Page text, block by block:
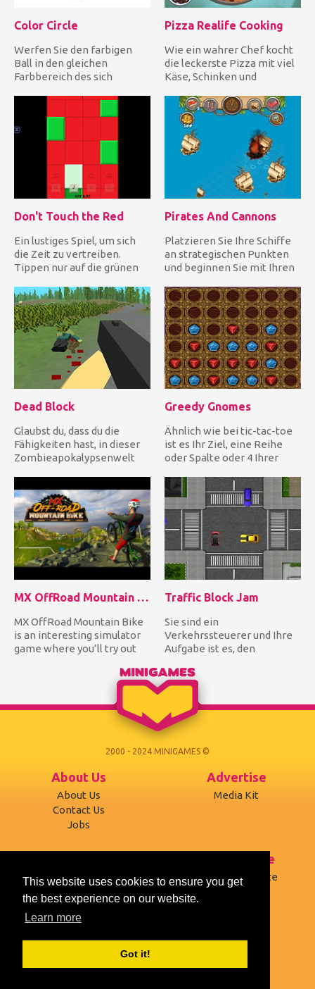
This website uses cookies to ensure you get
the best experience on our website.
Learn more
Got it!
Color Circle
Werfen Sie den farbigen
Ball in den gleichen
Farbbereich des sich
die Diamant...
Pizza Realife Cooking
Wie ein wahrer Chef kocht
die leckerste Pizza mit viel
Käse, Schinken und
Don't Touch the Red
Ein lustiges Spiel, um sich
die Zeit zu vertreiben.
Tippen nur auf die grünen
Pirates And Cannons
Platzieren Sie Ihre Schiffe
an strategischen Punkten
und beginnen Sie mit Ihren
Dead Block
Glaubst du, dass du die
Fähigkeiten hast, in dieser
Zombieapokalypsenwelt
Greedy Gnomes
Ähnlich wie bei tic-tac-toe
ist es Ihr Ziel, eine Reihe
oder Spalte oder 4 Ihrer
MX OffRoad Mountain Bike
MX OffRoad Mountain Bike
is an interesting simulator
game where you’ll try out
Traffic Block Jam
Sie sind ein
Verkehrssteuerer und Ihre
Aufgabe ist es, den
eine Kreuzung zu l...
2000 - 2024 MINIGAMES ©
About Us
About Us
Contact Us
Jobs
Advertise
Media Kit
Developers
Affiliates
Mobile version
Terms of use
Terms of Service
Privacy Policy
Social